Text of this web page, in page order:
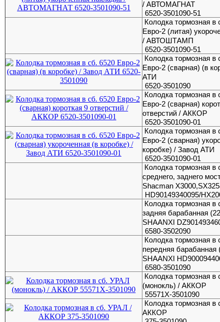
/ АВТОМАГНАТ
6520-3501090-51
Колодка тормозная в
Евро-2 (литая)
/ АВТОШТАМП
6520-3501090-51
Колодка тормозная в
Евро-2 (сварная) (в
АТИ
6520-3501090
Колодка тормозная в
Евро-2 (сварная)
отверстий / АККОР
6520-3501090-01
Колодка тормозная в
Евро-2 (сварная)
коробке) / Завод АТИ
6520-3501090-01
Колодка тормозная в
среднего, заднего
Shacman
HD90149340095/
Колодка тормозная в
задняя барабанная
SHAANXI
6580-3502090
Колодка тормозная в
передняя
SHAANXI
6580-3501090
Колодка тормозная
(монокль) / АККОР
55571Х-3501090
Колодка тормозная
АККОР